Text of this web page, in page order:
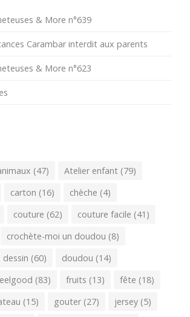
& More n°639
Carambar interdit aux parents
& More n°623
(47) Atelier enfant (79)
carton (16) chèche (4)
couture (62) couture facile (41)
crochète-moi un doudou (8)
dessin (60) doudou (14)
(83) fruits (13) fête (18)
(15) gouter (27) jersey (5)